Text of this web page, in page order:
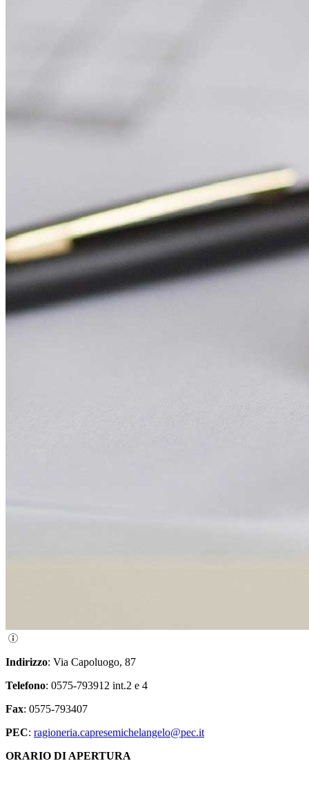
Indirizzo: Via Capoluogo, 87
Telefono: 0575-793912 int.2 e 4
Fax: 0575-793407
PEC: ragioneria.capresemichelangelo@pec.it
ORARIO DI APERTURA